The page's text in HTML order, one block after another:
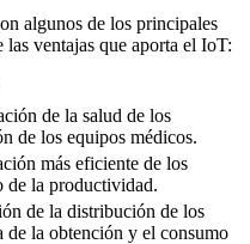
algunos de los principales
las ventajas que aporta el IoT:
de la salud de los
de los equipos médicos.
más eficiente de los
de la productividad.
de la distribución de los
de la obtención y el consumo